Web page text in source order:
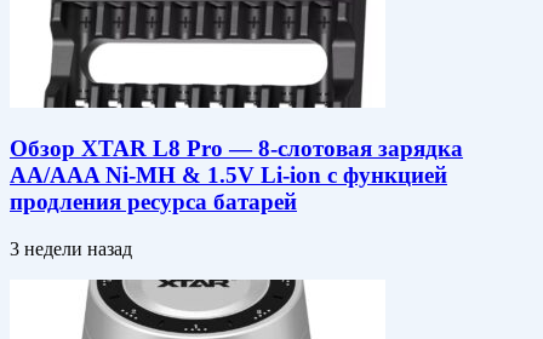
Обзор XTAR L8 Pro — 8-слотовая зарядка
AA/AAA Ni-MH & 1.5V Li-ion c функцией
продления ресурса батарей
3 недели назад